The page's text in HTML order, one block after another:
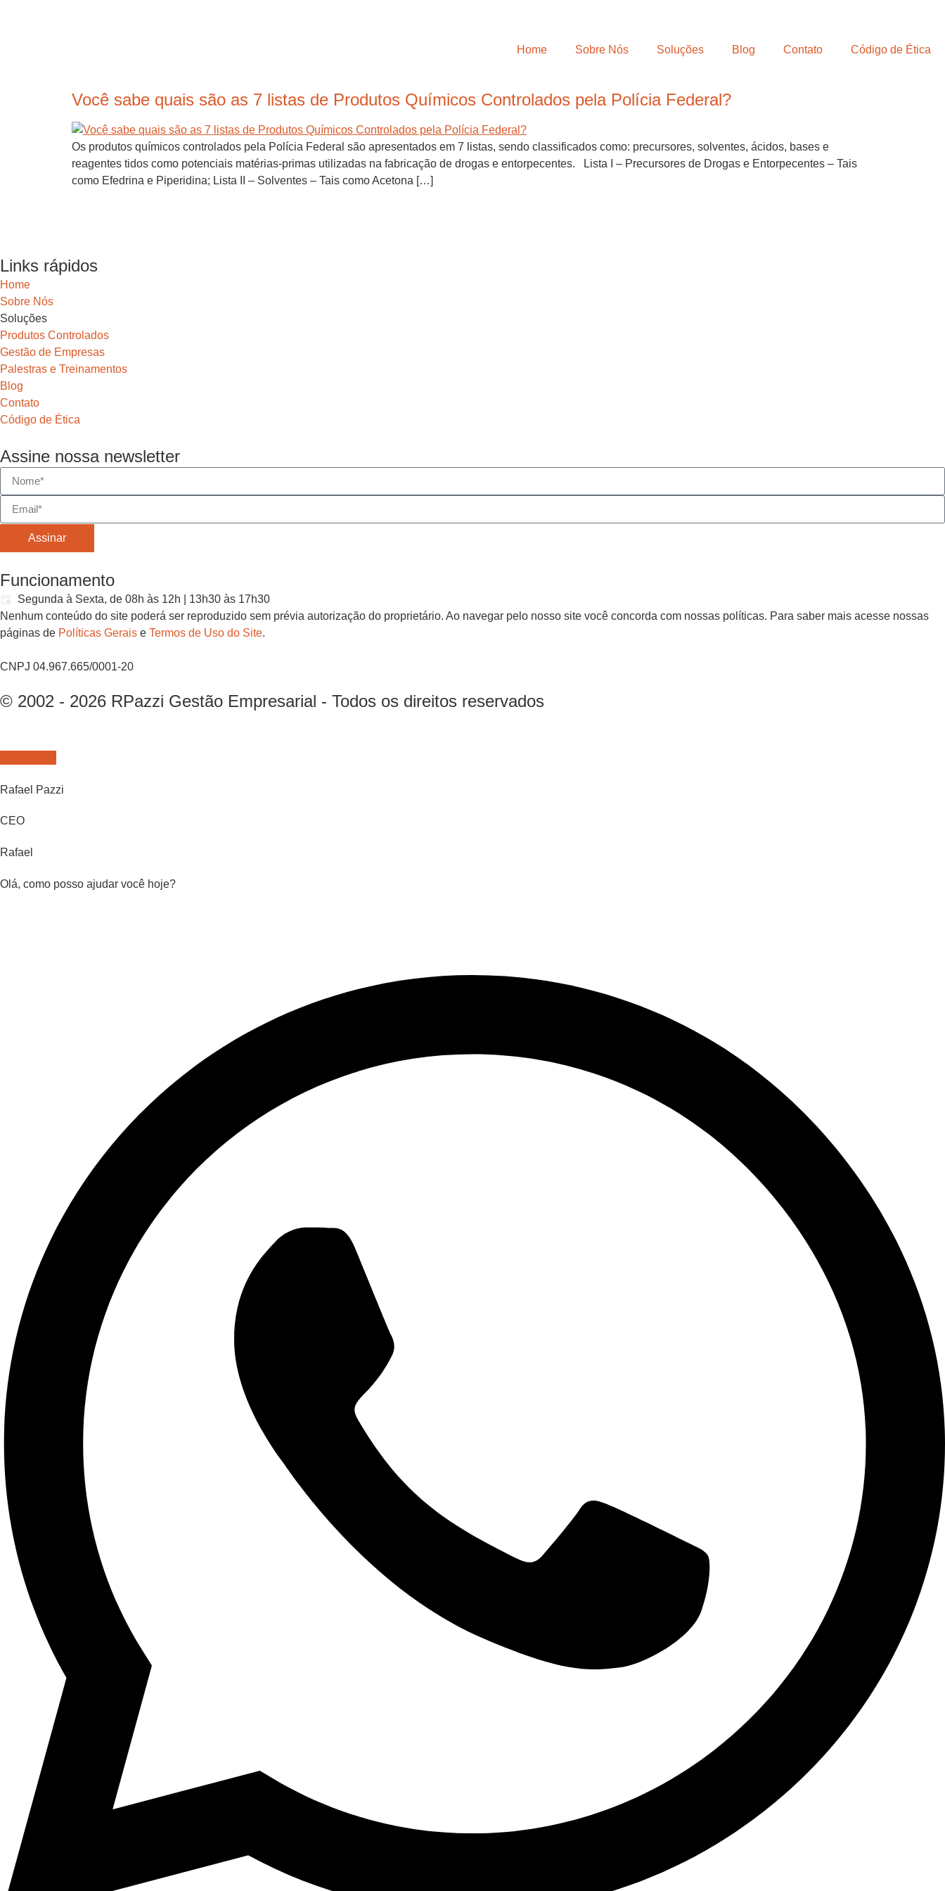
Home Sobre Nós Soluções Blog Contato Código de Ética
Você sabe quais são as 7 listas de Produtos Químicos Controlados pela Polícia Federal?
Os produtos químicos controlados pela Polícia Federal são apresentados em 7 listas, sendo classificados como: precursores, solventes, ácidos, bases e
reagentes tidos como potenciais matérias-primas utilizadas na fabricação de drogas e entorpecentes. Lista I – Precursores de Drogas e Entorpecentes – Tais
como Efedrina e Piperidina; Lista II – Solventes – Tais como Acetona […]
Links rápidos
Home
Sobre Nós
Soluções
Produtos Controlados
Gestão de Empresas
Palestras e Treinamentos
Blog
Contato
Código de Ética
Assine nossa newsletter
Assinar
Funcionamento
Segunda à Sexta, de 08h às 12h | 13h30 às 17h30
Nenhum conteúdo do site poderá ser reproduzido sem prévia autorização do proprietário. Ao navegar pelo nosso site você concorda com nossas políticas. Para saber mais acesse nossas
páginas de Políticas Gerais e Termos de Uso do Site.
CNPJ 04.967.665/0001-20
© 2002 - 2026 RPazzi Gestão Empresarial - Todos os direitos reservados
Rafael Pazzi
CEO
Rafael
Olá, como posso ajudar você hoje?